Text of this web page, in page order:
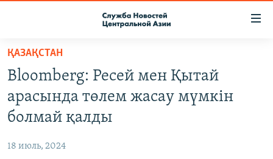
Вернуться
основному
содержанию
Вернутся
главной
О ПРОЕКТЕ
КОНТАКТЫ
НАСТОЯЩЕЕ ВРЕМЯ
ҚАЗАҚСТАН
Bloomberg: Ресей мен Қытай
арасында төлем жасау мүмкін
болмай қалды
18 июль, 2024